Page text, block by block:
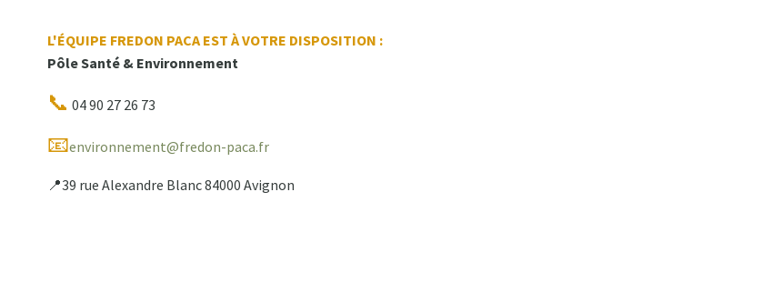
L'ÉQUIPE FREDON PACA EST À VOTRE DISPOSITION :
Pôle Santé & Environnement
📞 04 90 27 26 73
📧environnement@fredon-paca.fr
📍39 rue Alexandre Blanc 84000 Avignon